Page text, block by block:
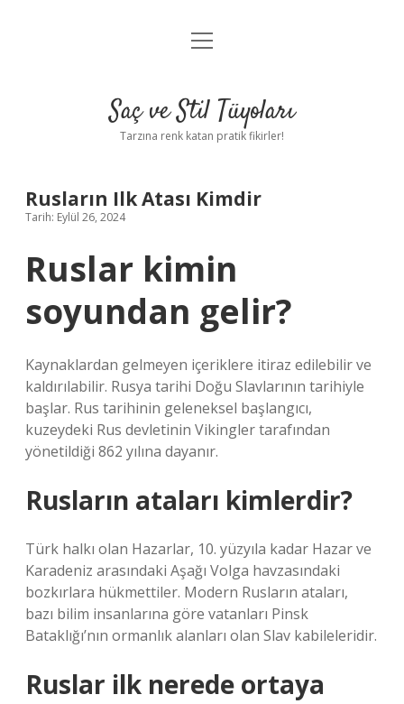
Anasayfa
Yasal Uyarı
menüyü
Saç ve Stil Tüyoları
Tarzına renk katan pratik fikirler!
Rusların Ilk Atası Kimdir
Tarih: Eylül 26, 2024
Ruslar kimin
soyundan gelir?
Kaynaklardan gelmeyen içeriklere itiraz edilebilir ve
kaldırılabilir. Rusya tarihi Doğu Slavlarının tarihiyle
başlar. Rus tarihinin geleneksel başlangıcı,
kuzeydeki Rus devletinin Vikingler tarafından
yönetildiği 862 yılına dayanır.
Rusların ataları kimlerdir?
Türk halkı olan Hazarlar, 10. yüzyıla kadar Hazar ve
Karadeniz arasındaki Aşağı Volga havzasındaki
bozkırlara hükmettiler. Modern Rusların ataları,
bazı bilim insanlarına göre vatanları Pinsk
Bataklığı’nın ormanlık alanları olan Slav kabileleridir.
Ruslar ilk nerede ortaya